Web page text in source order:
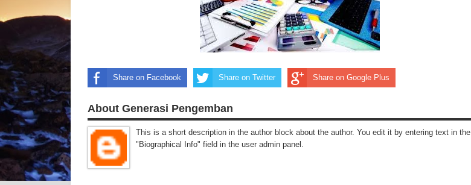
Share on Facebook Share on Twitter Share on Google Plus
About Generasi Pengemban
This is a short description in the author block about the author. You edit it by entering text in the
"Biographical Info" field in the user admin panel.